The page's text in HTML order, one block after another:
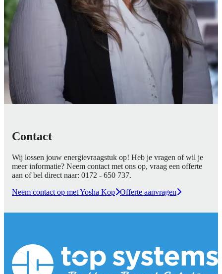
Contact
Wij lossen jouw energievraagstuk op! Heb je vragen of wil je
meer informatie? Neem contact met ons op, vraag een offerte
aan of bel direct naar: 0172 - 650 737.
Neem contact op met Yosha Kop Offerte aanvragen